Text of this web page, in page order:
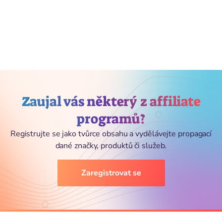
Zaujal vás některý z affiliate
programů?
Registrujte se jako tvůrce obsahu a vydělávejte propagací
dané značky, produktů či služeb.
Zaregistrovat se